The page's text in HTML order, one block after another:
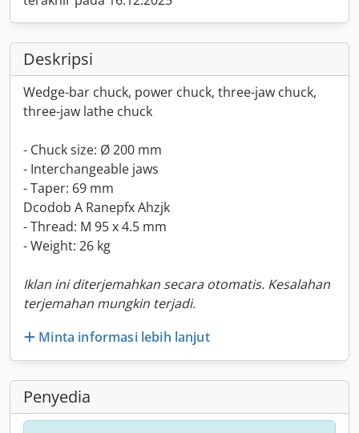
Deskripsi
Wedge-bar chuck, power chuck, three-jaw chuck,
three-jaw lathe chuck
- Chuck size: Ø 200 mm
- Interchangeable jaws
- Taper: 69 mm
Dcodob A Ranepfx Ahzjk
- Thread: M 95 x 4.5 mm
- Weight: 26 kg
Iklan ini diterjemahkan secara otomatis. Kesalahan
terjemahan mungkin terjadi.
Minta informasi lebih lanjut
Penyedia